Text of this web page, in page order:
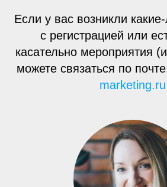
Если у вас возникли
с регистрацией или
касательно мероприятия
можете связаться по
marketing.ru